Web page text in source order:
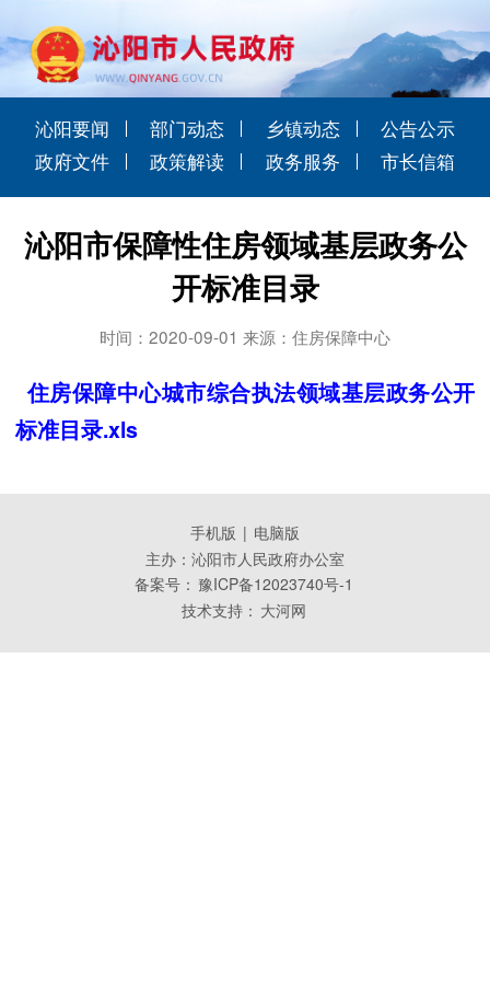
沁阳要闻 部门动态 乡镇动态
公告公示
政府文件
政策解读 政务服务 市长信箱
沁阳市保障性住房领域基层政务公
开标准目录
时间：2020-09-01 来源：住房保障中心
住房保障中心城市综合执法领域基层政务公开
标准目录.xls
手机版 | 电脑版
主办：沁阳市人民政府办公室
备案号： 豫ICP备12023740号-1
技术支持： 大河网